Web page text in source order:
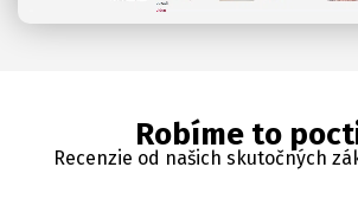
Robíme to
Recenzie od našich skutočných